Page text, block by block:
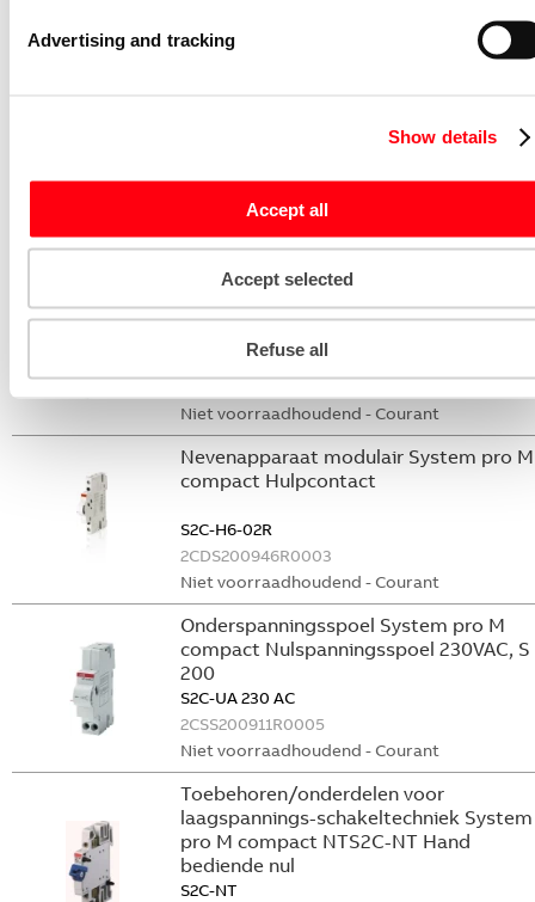
Advertising and tracking
Show details
Accept all
Accept selected
Refuse all
GHS2001901R0003
M compact CMS sensor 20A TRMS
2CCA880102R0001
Niet voorraadhoudend - Courant
Nevenapparaat modulair System pro M
compact Hulpcontact 2M
S2C-H20L
Niet voorraadhoudend - Courant
Nevenapparaat modulair System pro M
compact Hulpcontact
S2C-H6-02R
2CDS200946R0003
Niet voorraadhoudend - Courant
Onderspanningsspoel System pro M
compact Nulspanningsspoel 230VAC, S
200
S2C-UA 230 AC
2CSS200911R0005
Niet voorraadhoudend - Courant
Toebehoren/onderdelen voor
laagspannings-schakeltechniek System
pro M compact NTS2C-NT Hand
bediende nul
S2C-NT